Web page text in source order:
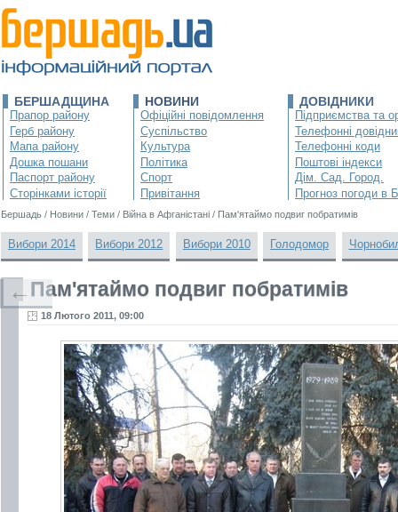
БЕРШАДЩИНА
Прапор району
Герб району
Мапа району
Дошка пошани
Паспорт району
Сторінками історії
НОВИНИ
Офіційні повідомлення
Суспільство
Культура
Політика
Спорт
Привітання
ДОВІДНИКИ
Підприємства та
Телефонні
Телефонні коди
Поштові індекси
Дім. Сад. Город.
Прогноз погоди в
Бершадь / Новини / Теми / Війна в Афганістані / Пам'ятаймо подвиг побратимів
Вибори 2014 Вибори 2012 Вибори 2010 Голодомор
Пам'ятаймо подвиг побратимів
18 Лютого 2011, 09:00
←